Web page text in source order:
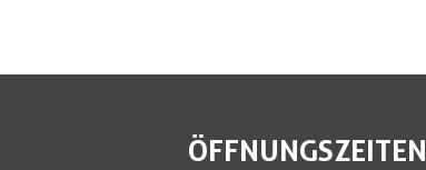
ÖFFNUNGSZEITEN